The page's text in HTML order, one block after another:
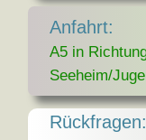
Anfahrt:
A5 in
Seeheim/
Rückfragen: